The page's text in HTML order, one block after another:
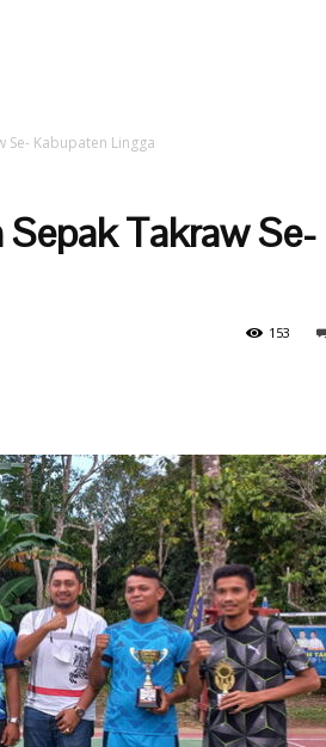
Se- Kabupaten Lingga
Takraw Se-
153